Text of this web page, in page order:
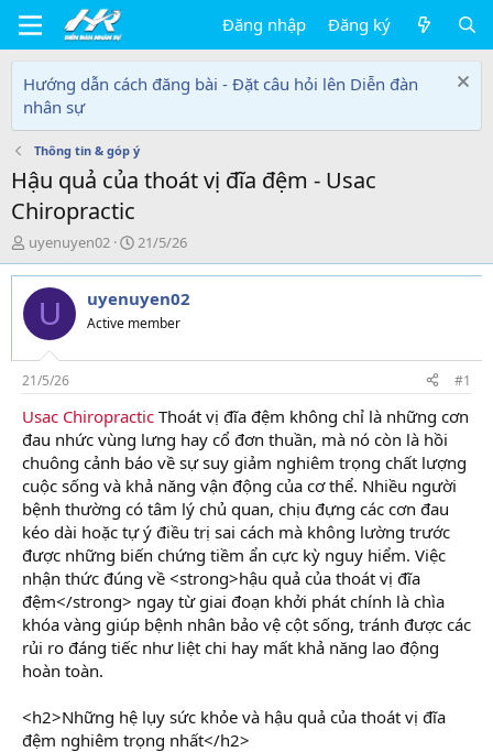
Đăng nhập Đăng ký
Hướng dẫn cách đăng bài - Đặt câu hỏi lên Diễn đàn
nhân sự
Thông tin & góp ý
Hậu quả của thoát vị đĩa đệm - Usac
Chiropractic
T
h
r
e
d
s
t
a
r
t
e
r
uyenuyen02
N
g
à
y
g
i
21/5/26
U uyenuyen02
Active member
21/5/26 #1
Usac Chiropractic Thoát vị đĩa đệm không chỉ là những cơn
đau nhức vùng lưng hay cổ đơn thuần, mà nó còn là hồi
chuông cảnh báo về sự suy giảm nghiêm trọng chất lượng
cuộc sống và khả năng vận động của cơ thể. Nhiều người
bệnh thường có tâm lý chủ quan, chịu đựng các cơn đau
kéo dài hoặc tự ý điều trị sai cách mà không lường trước
được những biến chứng tiềm ẩn cực kỳ nguy hiểm. Việc
nhận thức đúng về <strong>hậu quả của thoát vị đĩa
đệm</strong> ngay từ giai đoạn khởi phát chính là chìa
khóa vàng giúp bệnh nhân bảo vệ cột sống, tránh được các
rủi ro đáng tiếc như liệt chi hay mất khả năng lao động
hoàn toàn.
<h2>Những hệ lụy sức khỏe và hậu quả của thoát vị đĩa
đệm nghiêm trọng nhất</h2>